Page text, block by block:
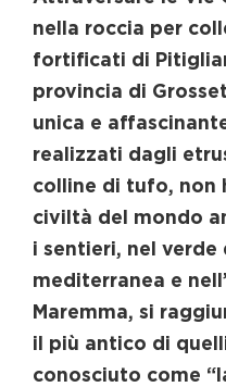
nella roccia per
fortificati di
provincia di
unica e
realizzati dagli
colline di tufo, non
civiltà del mondo
i sentieri, nel verde
mediterranea e
Maremma, si
il più antico di
conosciuto come